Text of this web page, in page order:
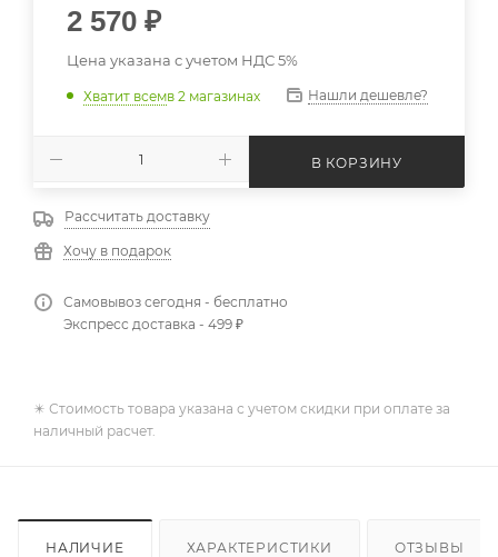
2 570 ₽
Цена указана с учетом НДС 5%
Хватит всемв 2 магазинах Нашли дешевле?
В КОРЗИНУ
Рассчитать доставку
Хочу в подарок
Самовывоз сегодня - бесплатно
Экспресс доставка - 499 ₽
✴️ Стоимость товара указана с учетом скидки при оплате за
наличный расчет.
НАЛИЧИЕ ХАРАКТЕРИСТИКИ ОТЗЫВЫ